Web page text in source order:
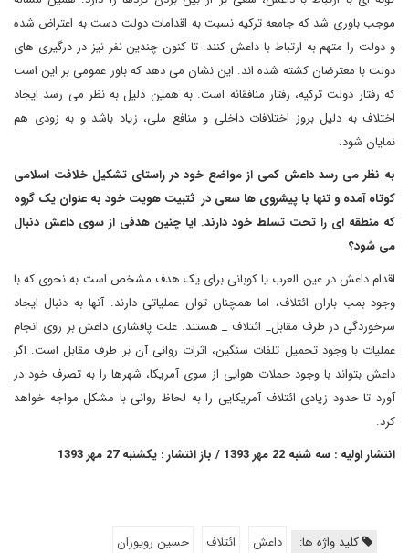
موجب باوری شد که جامعه ترکیه نسبت به اقدامات دولت دست به اعتراض شده
و دولت را متهم به ارتباط با داعش کنند. تا کنون چندین نفر نیز در درگیری های
دولت با معترضان کشته شده اند. این نشان می دهد که باور عمومی بر این است
که رفتار دولت ترکیه، رفتار منافقانه است. به همین دلیل به نظر می رسد ایجاد
اختلاف به دلیل بروز اختلافات داخلی و منافع ملی، زیاد باشد و به زودی هم
نمایان شود.
به نظر می رسد داعش کمی از مواضع خود در راستای تشکیل خلافت اسلامی
کوتاه آمده و تنها با پیشروی ها سعی در ثتبیت هویت خود به عنوان یک گروه
که منطقه ای را تحت تسلط خود دارند. ایا چنین هدفی از سوی داعش دنبال
می شود؟
اقدام داعش در عین العرب یا کوبانی برای یک هدف مشخص است به نحوی که با
وجود بمب باران ائتلاف، اما همچنان توان عملیاتی دارند. آنها به دنبال ایجاد
سرخوردگی در طرف مقابل_ ائتلاف _ هستند. علت پافشاری داعش بر روی انجام
عملیات با وجود تحمیل تلفات سنگین، اثرات روانی آن بر طرف مقابل است. اگر
داعش بتواند با وجود حملات هوایی از سوی آمریکا، شهرها را به تصرف خود در
آورد تا حدود زیادی ائتلاف آمریکایی را به لحاظ روانی با مشکل مواجه خواهد
کرد.
انتشار اولیه : سه شنبه 22 مهر 1393 / باز انتشار : یکشنبه 27 مهر 1393
کلید واژه ها: داعش ائتلاف حسین رویوران